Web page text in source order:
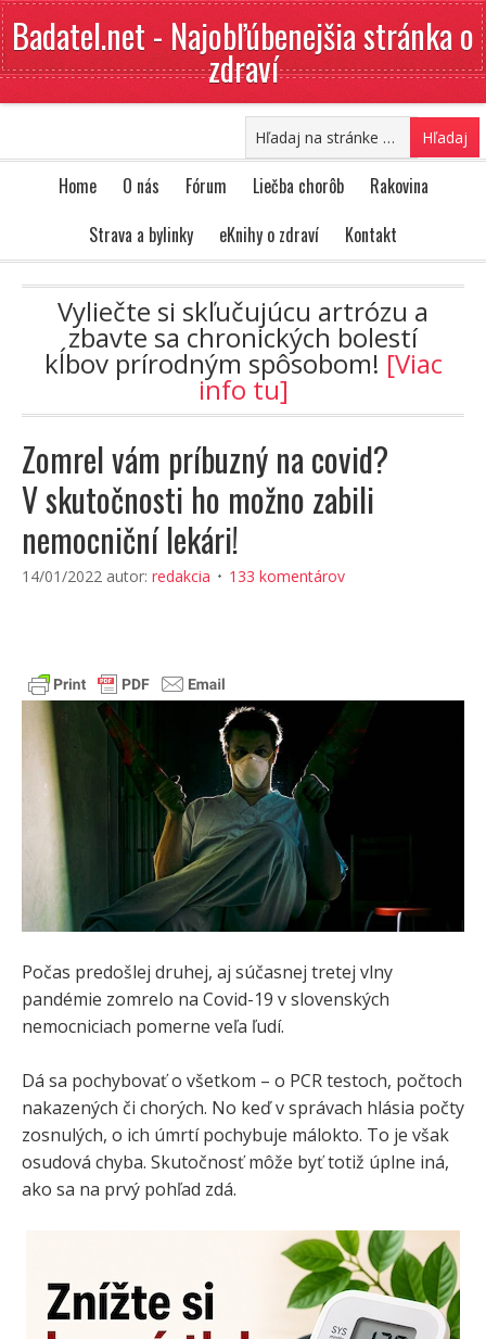
Badatel.net - Najobľúbenejšia stránka o
zdraví
Home O nás Fórum Liečba chorôb
Rakovina
Strava a bylinky
eKnihy o zdraví Kontakt
Vyliečte si skľučujúcu artrózu a
zbavte sa chronických bolestí
kĺbov prírodným spôsobom! [Viac
info tu]
Zomrel vám príbuzný na covid?
V skutočnosti ho možno zabili
nemocniční lekári!
14/01/2022 autor: redakcia 133 komentárov
Počas predošlej druhej, aj súčasnej tretej vlny
pandémie zomrelo na Covid-19 v slovenských
nemocniciach pomerne veľa ľudí.
Dá sa pochybovať o všetkom – o PCR testoch, počtoch
nakazených či chorých. No keď v správach hlásia počty
zosnulých, o ich úmrtí pochybuje málokto. To je však
osudová chyba. Skutočnosť môže byť totiž úplne iná,
ako sa na prvý pohľad zdá.